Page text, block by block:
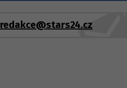
redakce@stars24.cz